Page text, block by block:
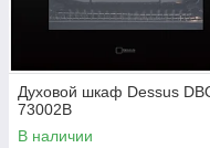
Духовой шкаф Dessus
73002B
В наличии